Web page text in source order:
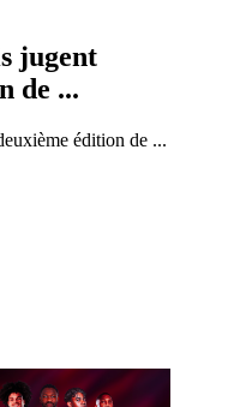
jugent
de ...
édition de ...